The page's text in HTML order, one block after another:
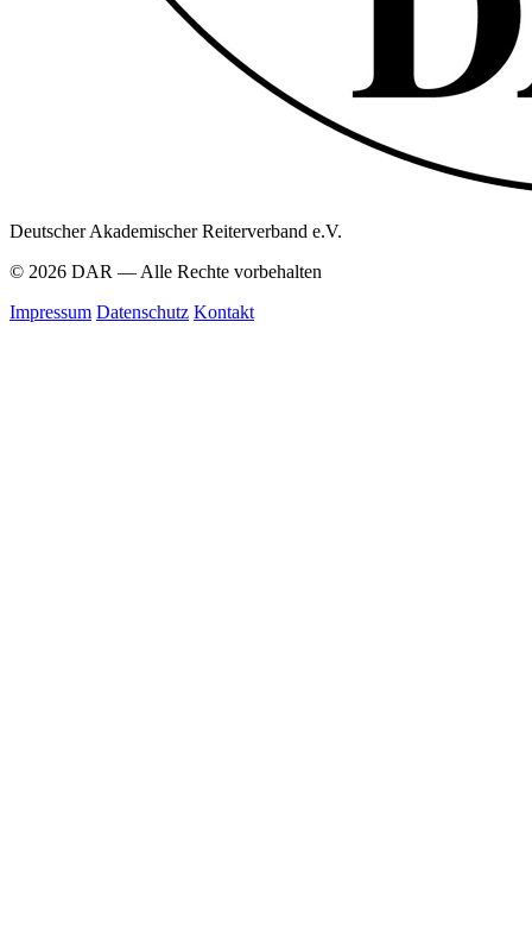
Deutscher Akademischer Reiterverband e.V.
© 2026 DAR — Alle Rechte vorbehalten
Impressum Datenschutz Kontakt